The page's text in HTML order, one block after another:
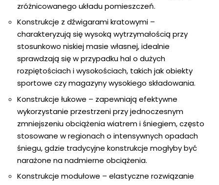
zróżnicowanego układu pomieszczeń.
Konstrukcje z dźwigarami kratowymi –
charakteryzują się wysoką wytrzymałością przy
stosunkowo niskiej masie własnej, idealnie
sprawdzają się w przypadku hal o dużych
rozpiętościach i wysokościach, takich jak obiekty
sportowe czy magazyny wysokiego składowania.
Konstrukcje łukowe – zapewniają efektywne
wykorzystanie przestrzeni przy jednoczesnym
zmniejszeniu obciążenia wiatrem i śniegiem, często
stosowane w regionach o intensywnych opadach
śniegu, gdzie tradycyjne konstrukcje mogłyby być
narażone na nadmierne obciążenia.
Konstrukcje modułowe – elastyczne rozwiązanie